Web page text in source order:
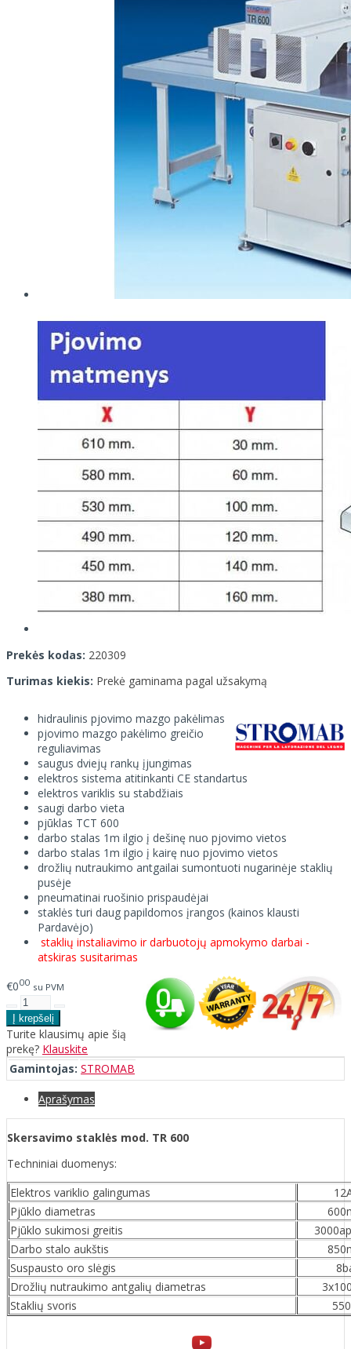
Prekės kodas: 220309
Turimas kiekis: Prekė gaminama pagal užsakymą
hidraulinis pjovimo mazgo pakėlimas
pjovimo mazgo pakėlimo greičio
reguliavimas
saugus dviejų rankų įjungimas
elektros sistema atitinkanti CE standartus
elektros variklis su stabdžiais
saugi darbo vieta
pjūklas TCT 600
darbo stalas 1m ilgio į dešinę nuo pjovimo vietos
darbo stalas 1m ilgio į kairę nuo pjovimo vietos
drožlių nutraukimo antgailai sumontuoti nugarinėje staklių
pusėje
pneumatinai ruošinio prispaudėjai
staklės turi daug papildomos įrangos (kainos klausti
Pardavėjo)
staklių instaliavimo ir darbuotojų apmokymo darbai -
atskiras susitarimas
€000 su PVM
Turite klausimų apie šią
prekę? Klauskite
Gamintojas: STROMAB
Aprašymas
Skersavimo staklės mod. TR 600
Techniniai duomenys:
Elektros variklio galingumas
Pjūklo diametras
Pjūklo sukimosi greitis
Darbo stalo aukštis
Suspausto oro slėgis
Drožlių nutraukimo antgalių diametras
Staklių svoris